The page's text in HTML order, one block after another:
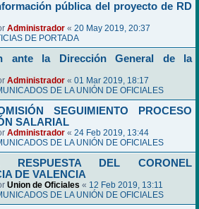
pública del proyecto de RD
Administrador « 20 May 2019, 20:37
DE PORTADA
ante la Dirección General de la
Administrador « 01 Mar 2019, 18:17
DE LA UNIÓN DE OFICIALES
SEGUIMIENTO PROCESO
SALARIAL
Administrador « 24 Feb 2019, 13:44
DE LA UNIÓN DE OFICIALES
RESPUESTA DEL CORONEL
DE VALENCIA
Union de Oficiales « 12 Feb 2019, 13:11
DE LA UNIÓN DE OFICIALES